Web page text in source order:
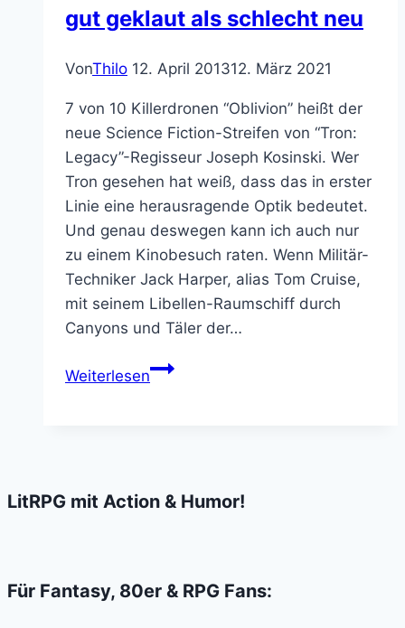
besinnliche
gut geklaut als schlecht neu
VonThilo 12. April 201312. März 2021
7 von 10 Killerdronen “Oblivion” heißt der
neue Science Fiction-Streifen von “Tron:
Legacy”-Regisseur Joseph Kosinski. Wer
Tron gesehen hat weiß, dass das in erster
Linie eine herausragende Optik bedeutet.
Und genau deswegen kann ich auch nur
zu einem Kinobesuch raten. Wenn Militär-
Techniker Jack Harper, alias Tom Cruise,
mit seinem Libellen-Raumschiff durch
Canyons und Täler der…
WeiterlesenFilmkritik:
als
LitRPG mit Action & Humor!
Für Fantasy, 80er & RPG Fans: